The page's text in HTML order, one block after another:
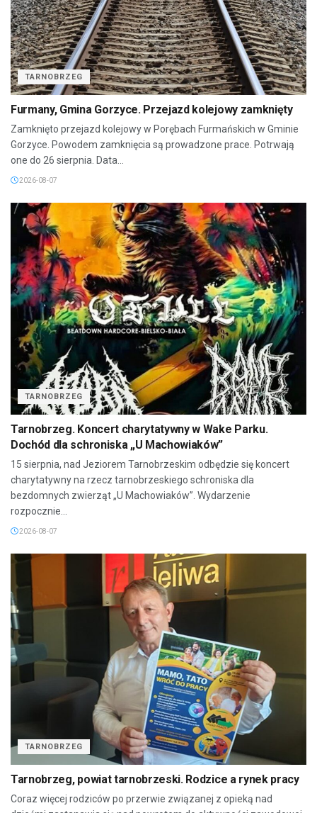
TARNOBRZEG
Furmany, Gmina Gorzyce. Przejazd kolejowy zamknięty
Zamknięto przejazd kolejowy w Porębach Furmańskich w Gminie
Gorzyce. Powodem zamknięcia są prowadzone prace. Potrwają
one do 26 sierpnia. Data...
2026-08-07
TARNOBRZEG
Tarnobrzeg. Koncert charytatywny w Wake Parku.
Dochód dla schroniska „U Machowiaków”
15 sierpnia, nad Jeziorem Tarnobrzeskim odbędzie się koncert
charytatywny na rzecz tarnobrzeskiego schroniska dla
bezdomnych zwierząt „U Machowiaków”. Wydarzenie
rozpocznie...
2026-08-07
TARNOBRZEG
Tarnobrzeg, powiat tarnobrzeski. Rodzice a rynek pracy
Coraz więcej rodziców po przerwie związanej z opieką nad